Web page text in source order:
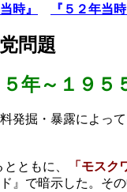
時』 『５２年当時
問題
年～１９５
掘・暴露によっ
ともに、 「モスク
』で暗示した。そ